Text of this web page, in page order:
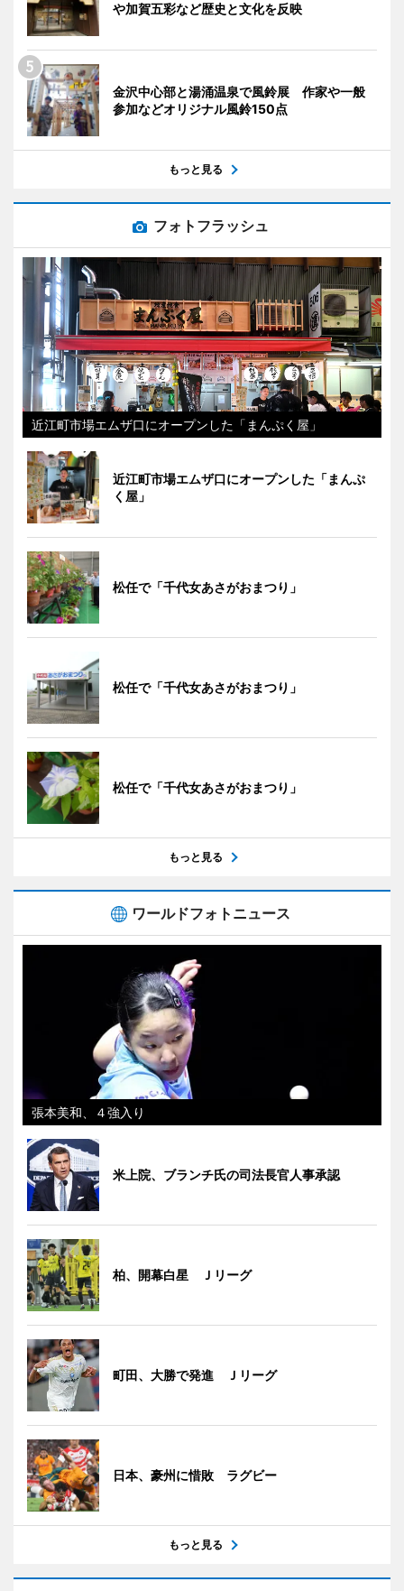
や加賀五彩など歴史と文化を反映
金沢中心部と湯涌温泉で風鈴展 作家や一般
参加などオリジナル風鈴150点
もっと見る
フォトフラッシュ
近江町市場エムザ口にオープンした「まんぷく屋」
近江町市場エムザ口にオープンした「まんぷ
く屋」
松任で「千代女あさがおまつり」
松任で「千代女あさがおまつり」
松任で「千代女あさがおまつり」
もっと見る
ワールドフォトニュース
張本美和、４強入り
米上院、ブランチ氏の司法長官人事承認
柏、開幕白星 Ｊリーグ
町田、大勝で発進 Ｊリーグ
日本、豪州に惜敗 ラグビー
もっと見る